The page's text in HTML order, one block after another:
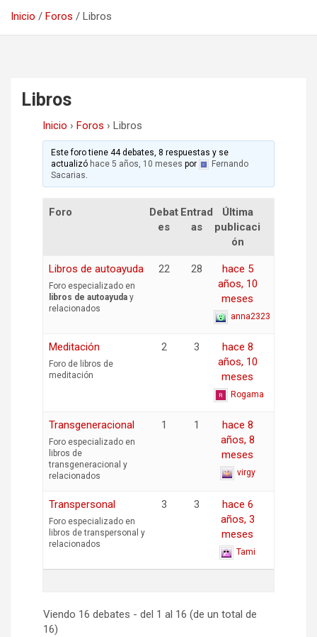
Inicio Foros Libros
Libros
Inicio › Foros › Libros
Este foro tiene 44 debates, 8 respuestas y se
actualizó hace 5 años, 10 meses por
Fernando
Sacarias.
Foro
Debat
es
Entrad
as
Última
publicaci
ón
Libros de autoayuda
Foro especializado en
libros de autoayuda y
relacionados
22 28
hace 5
años, 10
meses
anna2323
Meditación
Foro de libros de
meditación
2 3
hace 8
años, 10
meses
Rogama
Transgeneracional
Foro especializado en
libros de
transgeneracional y
relacionados
1 1
hace 8
años, 8
meses
virgy
Transpersonal
Foro especializado en
libros de transpersonal y
relacionados
3 3
hace 6
años, 3
meses
Tami
Viendo 16 debates - del 1 al 16 (de un total de
16)